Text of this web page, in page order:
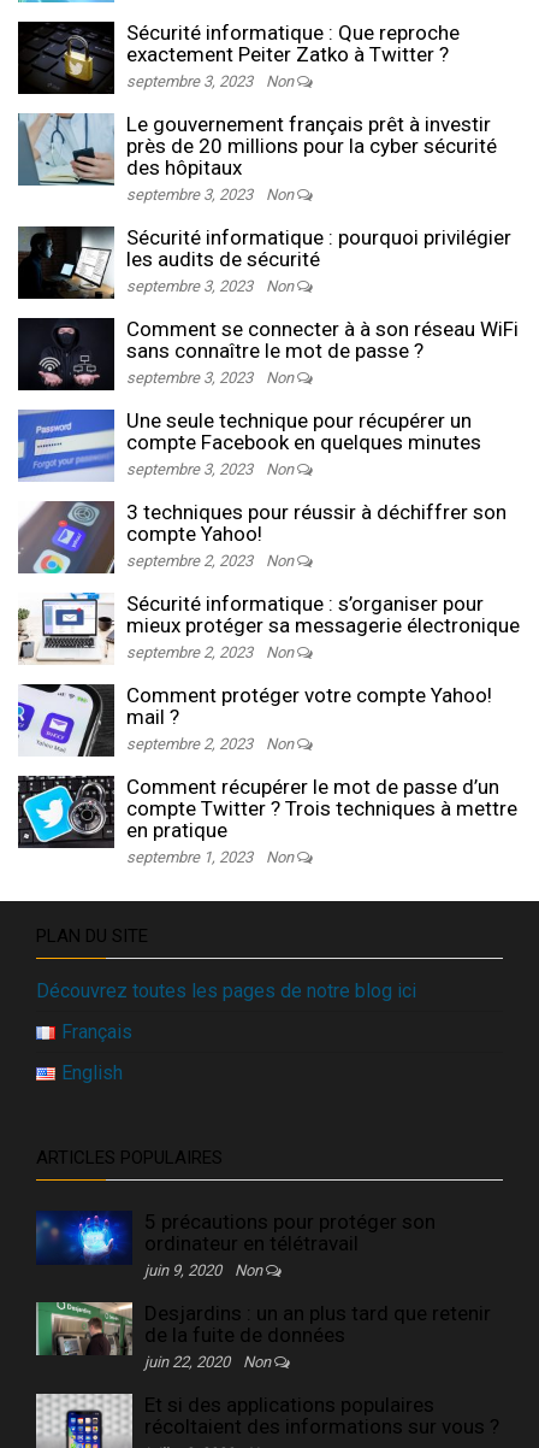
Sécurité informatique : Que reproche
exactement Peiter Zatko à Twitter ?
septembre 3, 2023 Non
Le gouvernement français prêt à investir
près de 20 millions pour la cyber sécurité
des hôpitaux
septembre 3, 2023 Non
Sécurité informatique : pourquoi privilégier
les audits de sécurité
septembre 3, 2023 Non
Comment se connecter à à son réseau WiFi
sans connaître le mot de passe ?
septembre 3, 2023 Non
Une seule technique pour récupérer un
compte Facebook en quelques minutes
septembre 3, 2023 Non
3 techniques pour réussir à déchiffrer son
compte Yahoo!
septembre 2, 2023 Non
Sécurité informatique : s’organiser pour
mieux protéger sa messagerie électronique
septembre 2, 2023 Non
Comment protéger votre compte Yahoo!
mail ?
septembre 2, 2023 Non
Comment récupérer le mot de passe d’un
compte Twitter ? Trois techniques à mettre
en pratique
septembre 1, 2023 Non
PLAN DU SITE
Découvrez toutes les pages de notre blog ici
Français
English
ARTICLES POPULAIRES
5 précautions pour protéger son
ordinateur en télétravail
juin 9, 2020 Non
Desjardins : un an plus tard que retenir
de la fuite de données
juin 22, 2020 Non
Et si des applications populaires
récoltaient des informations sur vous ?